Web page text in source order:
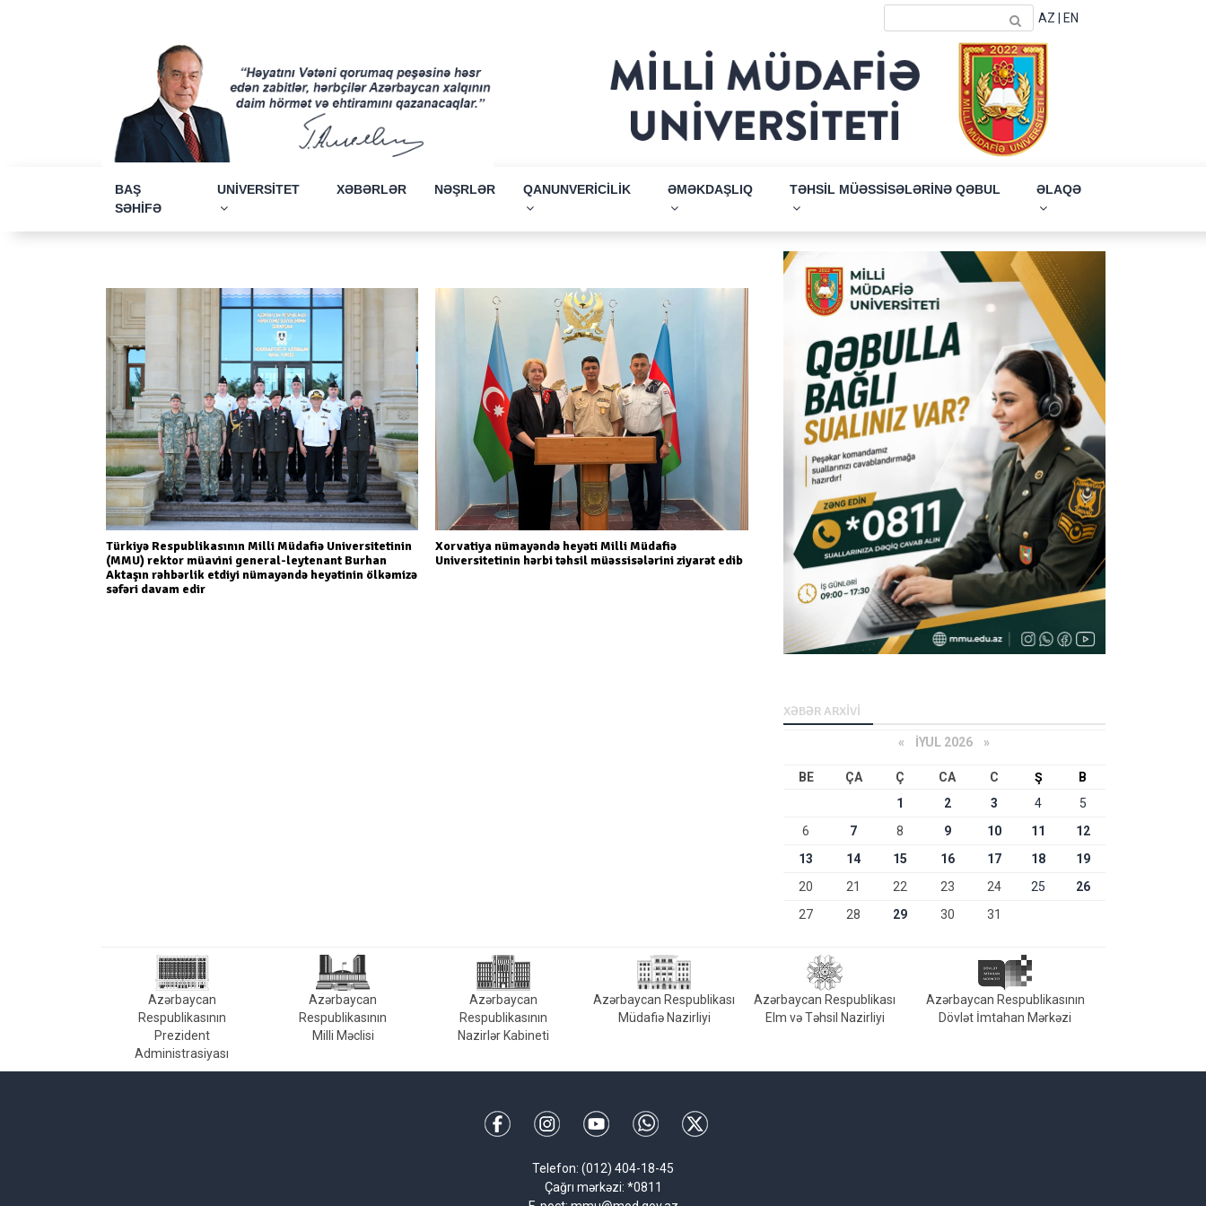
AZ EN
BAŞ
SƏHİFƏ
UNİVERSİTET XƏBƏRLƏR NƏŞRLƏR QANUNVERİCİLİK ƏMƏKDAŞLIQ TƏHSİL MÜƏSSİSƏLƏRİNƏ QƏBUL ƏLAQƏ
Türkiyə Respublikasının Milli Müdafiə Universitetinin
(MMU) rektor müavini general-leytenant Burhan
Aktaşın rəhbərlik etdiyi nümayəndə heyətinin ölkəmizə
səfəri davam edir
Xorvatiya nümayəndə heyəti Milli Müdafiə
Universitetinin hərbi təhsil müəssisələrini ziyarət edib
XƏBƏR ARXİVİ
« İYUL 2026 »
BE ÇA Ç CA C Ş
B
1
2 3 4
5
6
7 8 9 10 11
12
13
14 15 16 17 18
19
20
21 22 23 24 25
26
27
28 29 30 31
Azərbaycan
Respublikasının
Prezident
Administrasiyası
Azərbaycan
Respublikasının
Milli Məclisi
Azərbaycan
Respublikasının
Nazirlər Kabineti
Azərbaycan Respublikası
Müdafiə Nazirliyi
Azərbaycan Respublikası
Elm və Təhsil Nazirliyi
Azərbaycan Respublikasının
Dövlət İmtahan Mərkəzi
Telefon: (012) 404-18-45
Çağrı mərkəzi: *0811